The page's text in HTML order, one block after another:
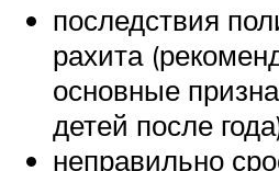
последствия
рахита
основные
детей после
неправильно